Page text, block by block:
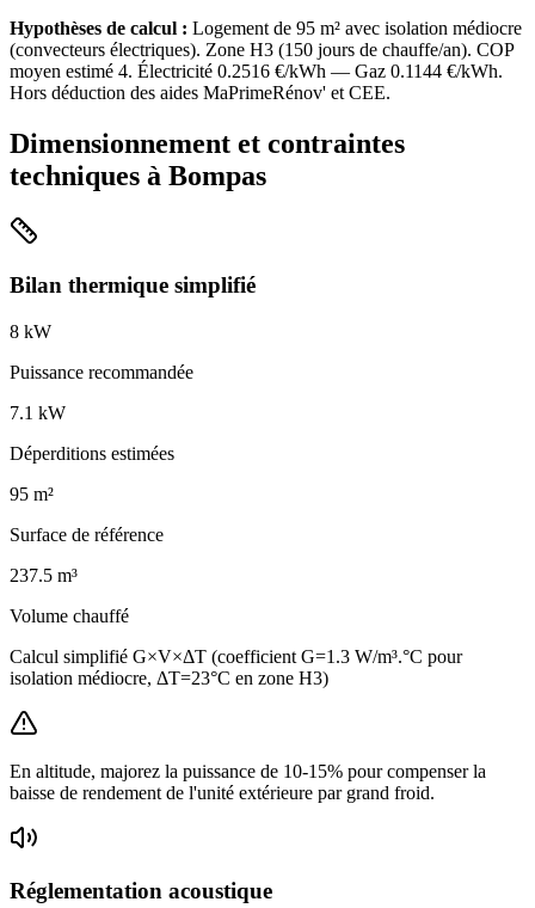
Hypothèses de calcul : Logement de 95 m² avec isolation médiocre
(convecteurs électriques). Zone H3 (150 jours de chauffe/an). COP
moyen estimé 4. Électricité 0.2516 €/kWh — Gaz 0.1144 €/kWh.
Hors déduction des aides MaPrimeRénov' et CEE.
Dimensionnement et contraintes
techniques à Bompas
Bilan thermique simplifié
8 kW
Puissance recommandée
7.1 kW
Déperditions estimées
95 m²
Surface de référence
237.5 m³
Volume chauffé
Calcul simplifié G×V×ΔT (coefficient G=1.3 W/m³.°C pour
isolation médiocre, ΔT=23°C en zone H3)
En altitude, majorez la puissance de 10-15% pour compenser la
baisse de rendement de l'unité extérieure par grand froid.
Réglementation acoustique